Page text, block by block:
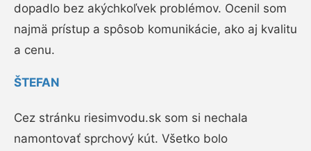
dopadlo bez akýchkoľvek problémov. Ocenil som
najmä prístup a spôsob komunikácie, ako aj kvalitu
a cenu.
ŠTEFAN
Cez stránku riesimvodu.sk som si nechala
namontovať sprchový kút. Všetko bolo